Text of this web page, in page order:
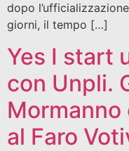
dopo
giorni, il tempo […]
Yes I start
con Unpli.
Mormanno
al Faro